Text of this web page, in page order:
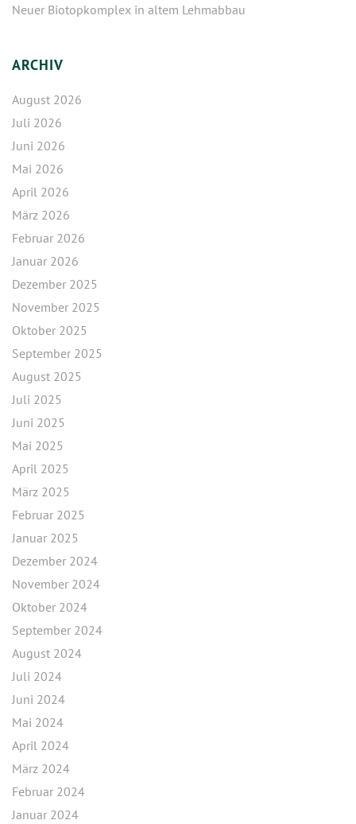
Neuer Biotopkomplex in altem Lehmabbau
ARCHIV
August 2026
Juli 2026
Juni 2026
Mai 2026
April 2026
März 2026
Februar 2026
Januar 2026
Dezember 2025
November 2025
Oktober 2025
September 2025
August 2025
Juli 2025
Juni 2025
Mai 2025
April 2025
März 2025
Februar 2025
Januar 2025
Dezember 2024
November 2024
Oktober 2024
September 2024
August 2024
Juli 2024
Juni 2024
Mai 2024
April 2024
März 2024
Februar 2024
Januar 2024